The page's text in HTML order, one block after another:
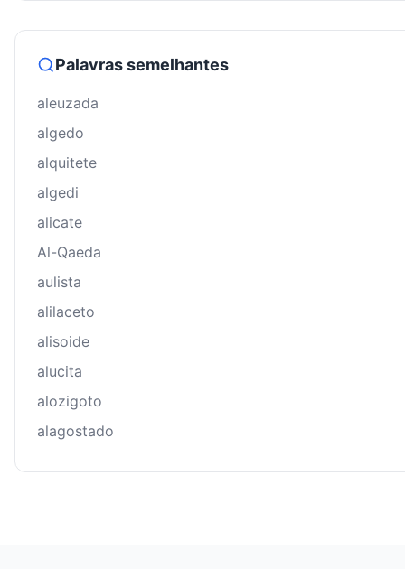
Palavras semelhantes
aleuzada
algedo
alquitete
algedi
alicate
Al-Qaeda
aulista
alilaceto
alisoide
alucita
alozigoto
alagostado